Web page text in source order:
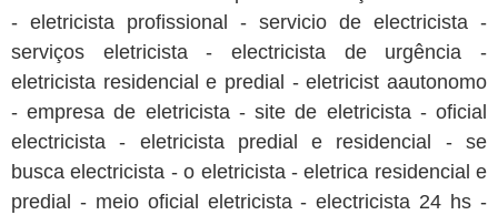
- eletricista profissional - servicio de electricista -
serviços eletricista - electricista de urgência -
eletricista residencial e predial - eletricist aautonomo
- empresa de eletricista - site de eletricista - oficial
electricista - eletricista predial e residencial - se
busca electricista - o eletricista - eletrica residencial e
predial - meio oficial eletricista - electricista 24 hs -